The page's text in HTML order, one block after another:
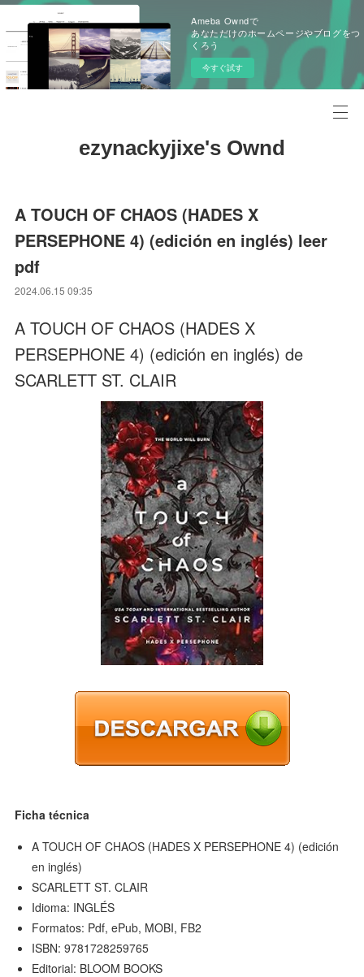
Ameba Owndで
あなただけのホームページやブログをつ
くろう
今すぐ試す
ezynackyjixe's Ownd
A TOUCH OF CHAOS (HADES X
PERSEPHONE 4) (edición en inglés) leer
pdf
2024.06.15 09:35
A TOUCH OF CHAOS (HADES X
PERSEPHONE 4) (edición en inglés) de
SCARLETT ST. CLAIR
Ficha técnica
A TOUCH OF CHAOS (HADES X PERSEPHONE 4) (edición
en inglés)
SCARLETT ST. CLAIR
Idioma: INGLÉS
Formatos: Pdf, ePub, MOBI, FB2
ISBN: 9781728259765
Editorial: BLOOM BOOKS